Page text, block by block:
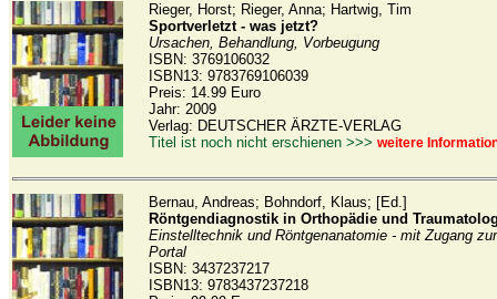
Rieger, Horst; Rieger, Anna; Hartwig, Tim
Sportverletzt - was jetzt?
Ursachen, Behandlung, Vorbeugung
ISBN: 3769106032
ISBN13: 9783769106039
Preis: 14.99 Euro
Jahr: 2009
Verlag: DEUTSCHER ÄRZTE-VERLAG
Titel ist noch nicht erschienen >>> weitere
Bernau, Andreas; Bohndorf, Klaus; [Ed.]
Röntgendiagnostik in Orthopädie und
Einstelltechnik und Röntgenanatomie - mit Zugang
Portal
ISBN: 3437237217
ISBN13: 9783437237218